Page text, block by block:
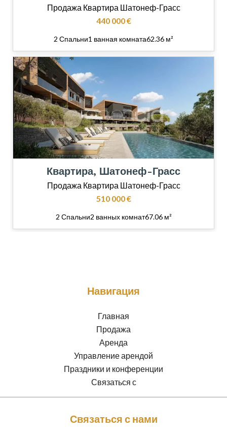
Продажа Квартира Шатонеф-Грасс
440 000 €
2 Спальни1 ванная комната62.36 м²
Квартира, Шатонеф-Грасс
Продажа Квартира Шатонеф-Грасс
510 000 €
2 Спальни2 ванных комнат67.06 м²
Навигация
Главная
Продажа
Аренда
Управление арендой
Праздники и конференции
Связаться с
Связаться с нами